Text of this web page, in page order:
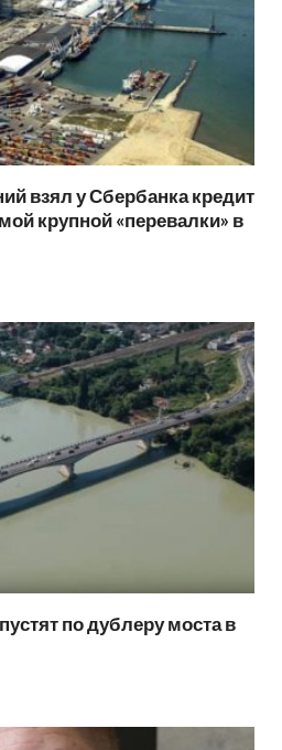
взял у Сбербанка кредит
крупной «перевалки» в
по дублеру моста в